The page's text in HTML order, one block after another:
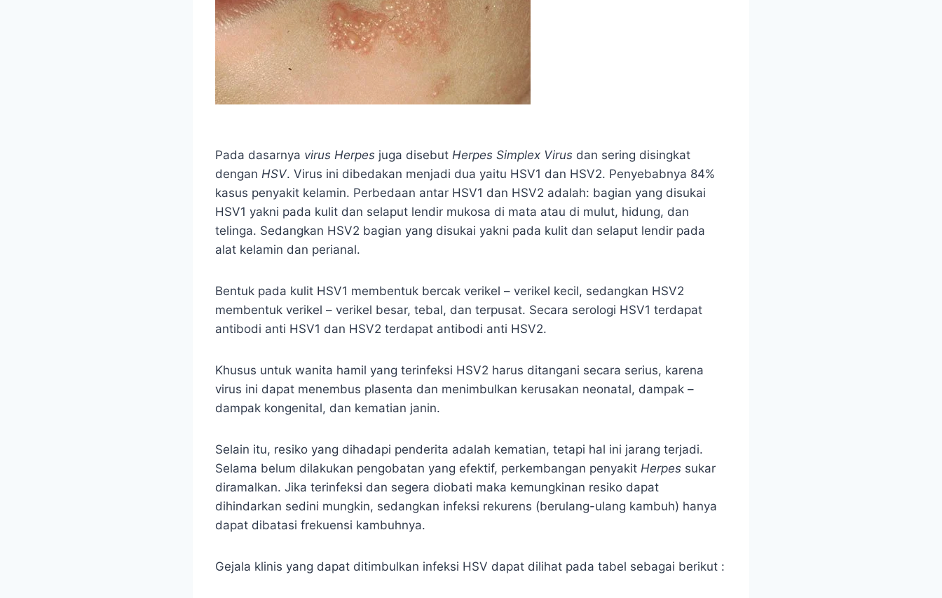
Pada dasarnya virus Herpes juga disebut Herpes Simplex Virus dan sering disingkat
dengan HSV. Virus ini dibedakan menjadi dua yaitu HSV1 dan HSV2. Penyebabnya 84%
kasus penyakit kelamin. Perbedaan antar HSV1 dan HSV2 adalah: bagian yang disukai
HSV1 yakni pada kulit dan selaput lendir mukosa di mata atau di mulut, hidung, dan
telinga. Sedangkan HSV2 bagian yang disukai yakni pada kulit dan selaput lendir pada
alat kelamin dan perianal.
Bentuk pada kulit HSV1 membentuk bercak verikel – verikel kecil, sedangkan HSV2
membentuk verikel – verikel besar, tebal, dan terpusat. Secara serologi HSV1 terdapat
antibodi anti HSV1 dan HSV2 terdapat antibodi anti HSV2.
Khusus untuk wanita hamil yang terinfeksi HSV2 harus ditangani secara serius, karena
virus ini dapat menembus plasenta dan menimbulkan kerusakan neonatal, dampak –
dampak kongenital, dan kematian janin.
Selain itu, resiko yang dihadapi penderita adalah kematian, tetapi hal ini jarang terjadi.
Selama belum dilakukan pengobatan yang efektif, perkembangan penyakit Herpes sukar
diramalkan. Jika terinfeksi dan segera diobati maka kemungkinan resiko dapat
dihindarkan sedini mungkin, sedangkan infeksi rekurens (berulang-ulang kambuh) hanya
dapat dibatasi frekuensi kambuhnya.
Gejala klinis yang dapat ditimbulkan infeksi HSV dapat dilihat pada tabel sebagai berikut :